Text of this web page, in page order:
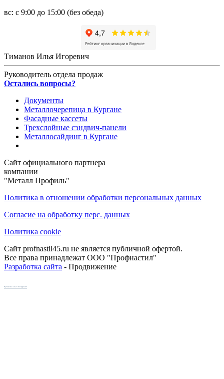
вс: с 9:00 до 15:00 (без обеда)
Тиманов Илья Игоревич
Руководитель отдела продаж
Остались вопросы?
Документы
Металлочерепица в Кургане
Фасадные кассеты
Трехслойные сэндвич-панели
Металлосайдинг в Кургане
Сайт официального партнера
компании
"Металл Профиль"
Политика в отношении обработки персональных данных
Согласие на обработку перс. данных
Политика cookie
Сайт profnastil45.ru не является публичной офертой.
Все права принадлежат ООО "Профнастил"
Разработка сайта - Продвижение
Кухни на заказ в Кургане